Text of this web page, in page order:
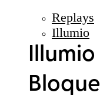
Replays
Illumio
Illumio